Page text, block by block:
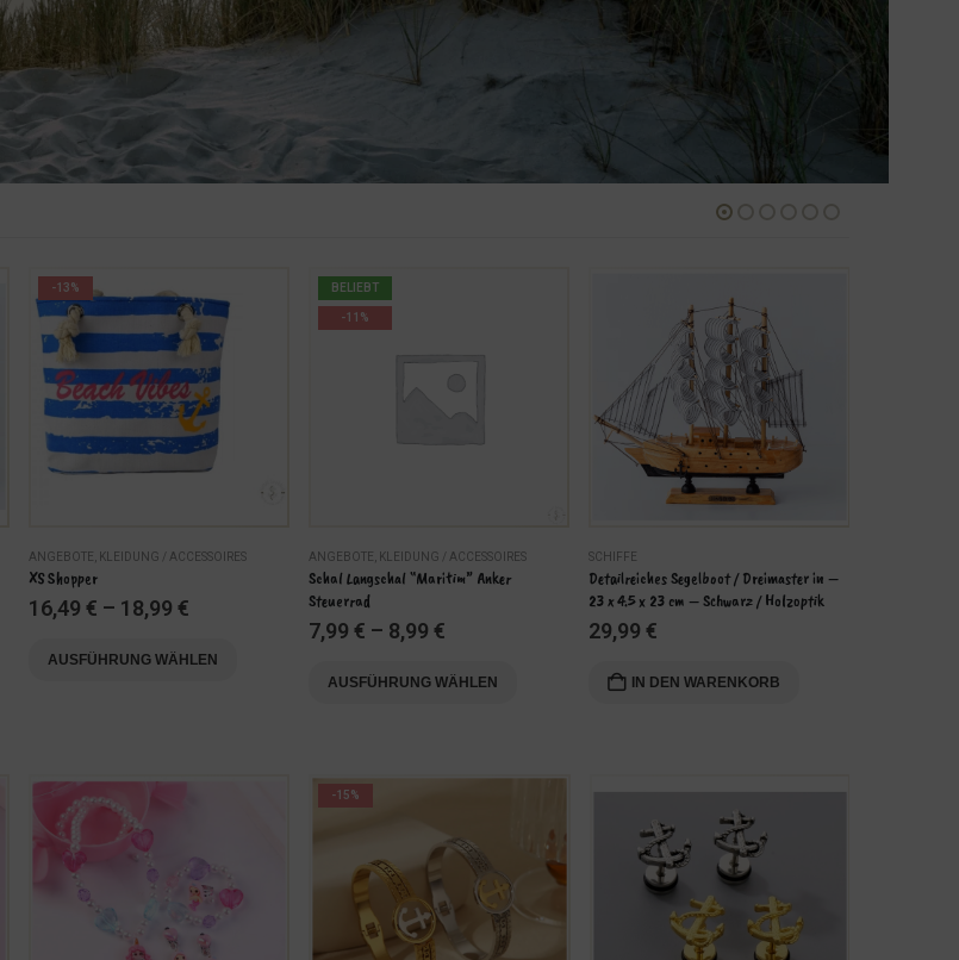
-13%
ANGEBOTE KLEIDUNG / ACCESSOIRES
XS Shopper
16,49 € – 18,99 €
AUSFÜHRUNG WÄHLEN
BELIEBT
-11%
ANGEBOTE KLEIDUNG / ACCESSOIRES
Schal Langschal “Maritim” Anker
Steuerrad
7,99€ – 8,99€
AUSFÜHRUNG WÄHLEN
SCHIFFE
Detailreiches Segelboot / Dreimaster in –
23 x 4.5 x 23 cm – Schwarz / Holzoptik
29,99€
IN DEN WARENKORB
-15%